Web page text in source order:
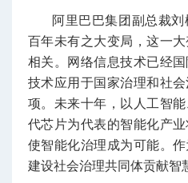
阿里巴巴集团副总裁
百年未有之大变局，这一
相关。网络信息技术已经
技术应用于国家治理和社
项。未来十年，以人工智
代芯片为代表的智能化产
使智能化治理成为可能。
建设社会治理共同体贡献智